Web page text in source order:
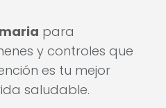
para
y controles que
es tu mejor
saludable.